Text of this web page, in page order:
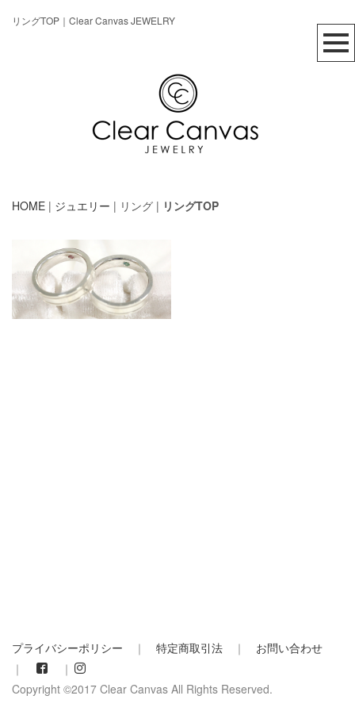
リングTOP｜Clear Canvas JEWELRY
HOME | ジュエリー | リング | リングTOP
プライバシーポリシー ｜ 特定商取引法 ｜ お問い合わせ
｜
｜
Copyright ©2017 Clear Canvas All Rights Reserved.